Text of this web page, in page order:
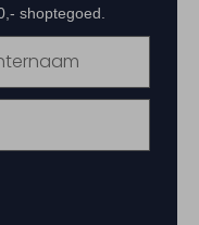
shoptegoed.